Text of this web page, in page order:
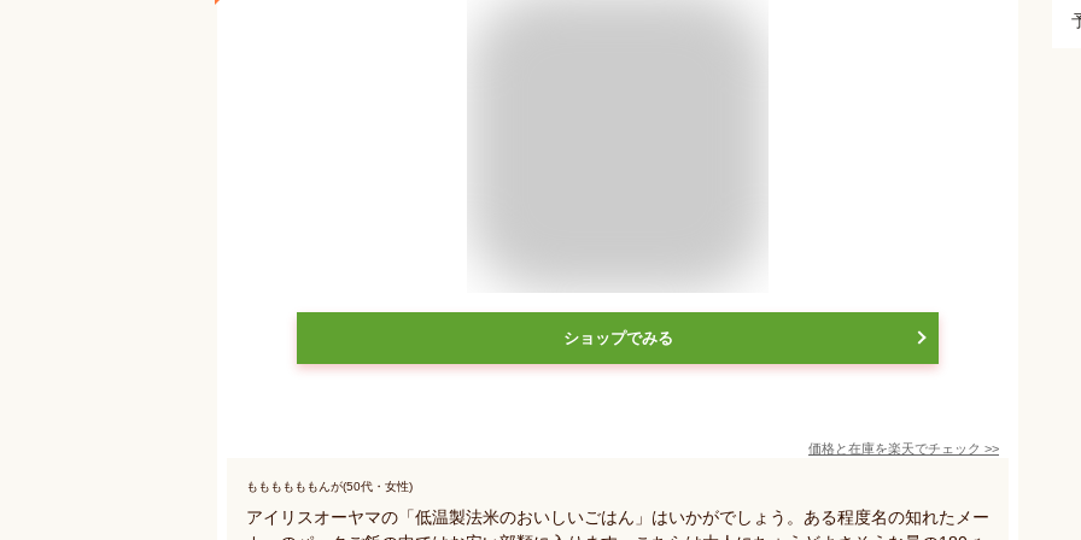
ショップでみる
価格と在庫を楽天でチェック >>
ももももももんが(50代・女性)
アイリスオーヤマの「低温製法米のおいしいごはん」はいかがでしょう。ある程度名の知れたメー